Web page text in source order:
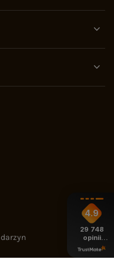
4.9
29 748
opinii
z całego